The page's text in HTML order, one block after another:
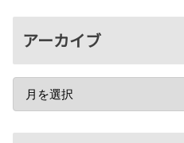
アーカイブ